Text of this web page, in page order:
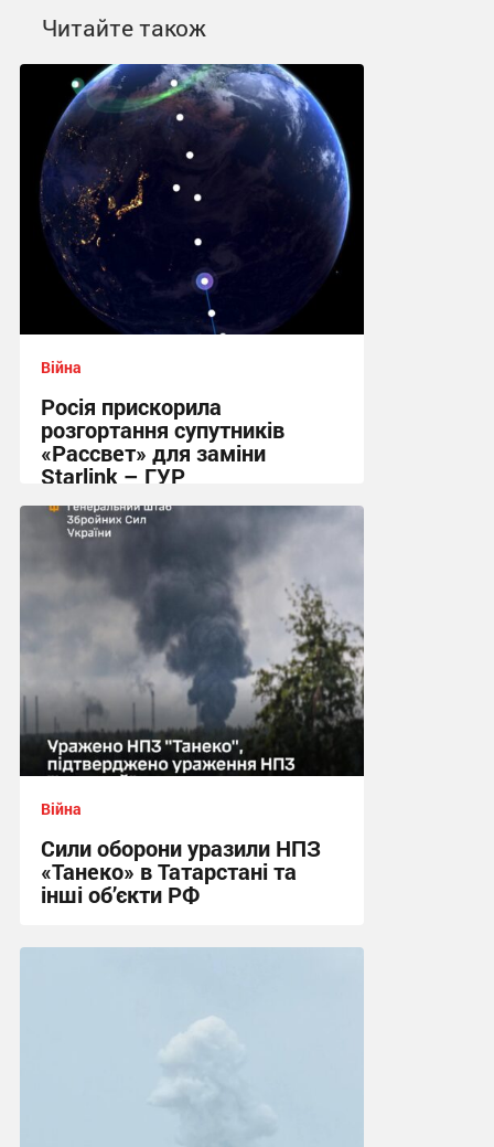
Читайте також
Війна
Росія прискорила
розгортання супутників
«Рассвет» для заміни
Starlink – ГУР
14:29 сьогодні
Війна
Сили оборони уразили НПЗ
«Танеко» в Татарстані та
інші об’єкти РФ